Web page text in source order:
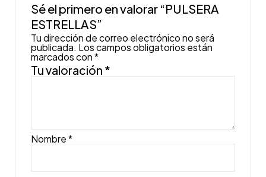
Sé el primero en valorar “PULSERA
ESTRELLAS”
Tu dirección de correo electrónico no será
publicada. Los campos obligatorios están
marcados con*
Tu valoración *
Nombre*